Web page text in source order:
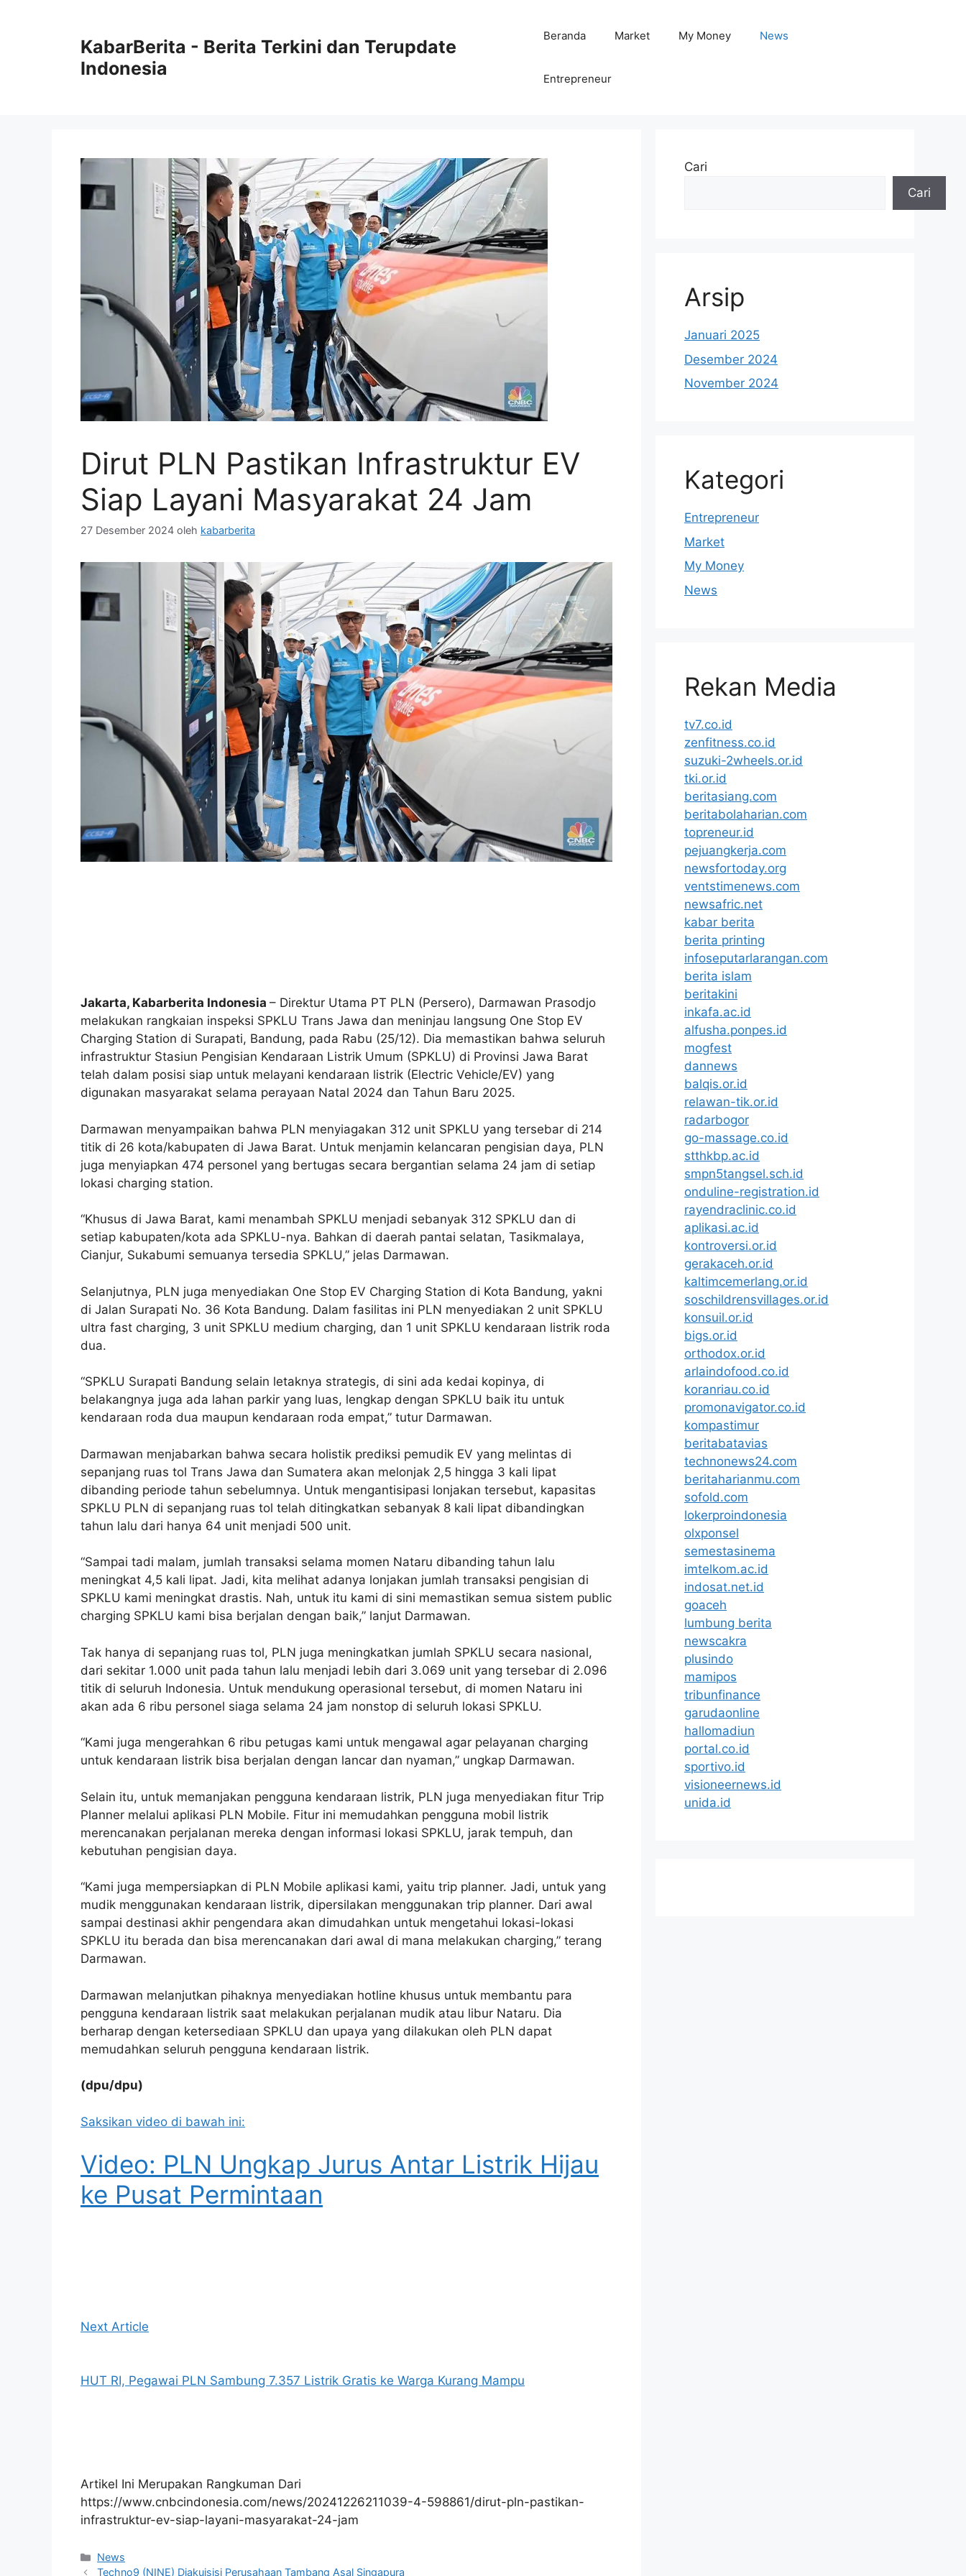
KabarBerita - Berita Terkini dan Terupdate
Indonesia
Beranda Market My Money News
Entrepreneur
Dirut PLN Pastikan Infrastruktur EV
Siap Layani Masyarakat 24 Jam
27 Desember 2024 oleh kabarberita
Jakarta, Kabarberita Indonesia – Direktur Utama PT PLN (Persero), Darmawan Prasodjo
melakukan rangkaian inspeksi SPKLU Trans Jawa dan meninjau langsung One Stop EV
Charging Station di Surapati, Bandung, pada Rabu (25/12). Dia memastikan bahwa seluruh
infrastruktur Stasiun Pengisian Kendaraan Listrik Umum (SPKLU) di Provinsi Jawa Barat
telah dalam posisi siap untuk melayani kendaraan listrik (Electric Vehicle/EV) yang
digunakan masyarakat selama perayaan Natal 2024 dan Tahun Baru 2025.
Darmawan menyampaikan bahwa PLN menyiagakan 312 unit SPKLU yang tersebar di 214
titik di 26 kota/kabupaten di Jawa Barat. Untuk menjamin kelancaran pengisian daya, PLN
juga menyiapkan 474 personel yang bertugas secara bergantian selama 24 jam di setiap
lokasi charging station.
“Khusus di Jawa Barat, kami menambah SPKLU menjadi sebanyak 312 SPKLU dan di
setiap kabupaten/kota ada SPKLU-nya. Bahkan di daerah pantai selatan, Tasikmalaya,
Cianjur, Sukabumi semuanya tersedia SPKLU,” jelas Darmawan.
Selanjutnya, PLN juga menyediakan One Stop EV Charging Station di Kota Bandung, yakni
di Jalan Surapati No. 36 Kota Bandung. Dalam fasilitas ini PLN menyediakan 2 unit SPKLU
ultra fast charging, 3 unit SPKLU medium charging, dan 1 unit SPKLU kendaraan listrik roda
dua.
“SPKLU Surapati Bandung selain letaknya strategis, di sini ada kedai kopinya, di
belakangnya juga ada lahan parkir yang luas, lengkap dengan SPKLU baik itu untuk
kendaraan roda dua maupun kendaraan roda empat,” tutur Darmawan.
Darmawan menjabarkan bahwa secara holistik prediksi pemudik EV yang melintas di
sepanjang ruas tol Trans Jawa dan Sumatera akan melonjak 2,5 hingga 3 kali lipat
dibanding periode tahun sebelumnya. Untuk mengantisipasi lonjakan tersebut, kapasitas
SPKLU PLN di sepanjang ruas tol telah ditingkatkan sebanyak 8 kali lipat dibandingkan
tahun lalu dari hanya 64 unit menjadi 500 unit.
“Sampai tadi malam, jumlah transaksi selama momen Nataru dibanding tahun lalu
meningkat 4,5 kali lipat. Jadi, kita melihat adanya lonjakan jumlah transaksi pengisian di
SPKLU kami meningkat drastis. Nah, untuk itu kami di sini memastikan semua sistem public
charging SPKLU kami bisa berjalan dengan baik,” lanjut Darmawan.
Tak hanya di sepanjang ruas tol, PLN juga meningkatkan jumlah SPKLU secara nasional,
dari sekitar 1.000 unit pada tahun lalu menjadi lebih dari 3.069 unit yang tersebar di 2.096
titik di seluruh Indonesia. Untuk mendukung operasional tersebut, di momen Nataru ini
akan ada 6 ribu personel siaga selama 24 jam nonstop di seluruh lokasi SPKLU.
“Kami juga mengerahkan 6 ribu petugas kami untuk mengawal agar pelayanan charging
untuk kendaraan listrik bisa berjalan dengan lancar dan nyaman,” ungkap Darmawan.
Selain itu, untuk memanjakan pengguna kendaraan listrik, PLN juga menyediakan fitur Trip
Planner melalui aplikasi PLN Mobile. Fitur ini memudahkan pengguna mobil listrik
merencanakan perjalanan mereka dengan informasi lokasi SPKLU, jarak tempuh, dan
kebutuhan pengisian daya.
“Kami juga mempersiapkan di PLN Mobile aplikasi kami, yaitu trip planner. Jadi, untuk yang
mudik menggunakan kendaraan listrik, dipersilakan menggunakan trip planner. Dari awal
sampai destinasi akhir pengendara akan dimudahkan untuk mengetahui lokasi-lokasi
SPKLU itu berada dan bisa merencanakan dari awal di mana melakukan charging,” terang
Darmawan.
Darmawan melanjutkan pihaknya menyediakan hotline khusus untuk membantu para
pengguna kendaraan listrik saat melakukan perjalanan mudik atau libur Nataru. Dia
berharap dengan ketersediaan SPKLU dan upaya yang dilakukan oleh PLN dapat
memudahkan seluruh pengguna kendaraan listrik.
(dpu/dpu)
Saksikan video di bawah ini:
Video: PLN Ungkap Jurus Antar Listrik Hijau
ke Pusat Permintaan
Next Article
HUT RI, Pegawai PLN Sambung 7.357 Listrik Gratis ke Warga Kurang Mampu
Artikel Ini Merupakan Rangkuman Dari
https://www.cnbcindonesia.com/news/20241226211039-4-598861/dirut-pln-pastikan-
infrastruktur-ev-siap-layani-masyarakat-24-jam
Kategori
News
Techno9 (NINE) Diakuisisi Perusahaan Tambang Asal Singapura
Cari
Cari
Arsip
Januari 2025
Desember 2024
November 2024
Kategori
Entrepreneur
Market
My Money
News
Rekan Media
tv7.co.id
zenfitness.co.id
suzuki-2wheels.or.id
tki.or.id
beritasiang.com
beritabolaharian.com
topreneur.id
pejuangkerja.com
newsfortoday.org
ventstimenews.com
newsafric.net
kabar berita
berita printing
infoseputarlarangan.com
berita islam
beritakini
inkafa.ac.id
alfusha.ponpes.id
mogfest
dannews
balqis.or.id
relawan-tik.or.id
radarbogor
go-massage.co.id
stthkbp.ac.id
smpn5tangsel.sch.id
onduline-registration.id
rayendraclinic.co.id
aplikasi.ac.id
kontroversi.or.id
gerakaceh.or.id
kaltimcemerlang.or.id
soschildrensvillages.or.id
konsuil.or.id
bigs.or.id
orthodox.or.id
arlaindofood.co.id
koranriau.co.id
promonavigator.co.id
kompastimur
beritabatavias
technonews24.com
beritaharianmu.com
sofold.com
lokerproindonesia
olxponsel
semestasinema
imtelkom.ac.id
indosat.net.id
goaceh
lumbung berita
newscakra
plusindo
mamipos
tribunfinance
garudaonline
hallomadiun
portal.co.id
sportivo.id
visioneernews.id
unida.id